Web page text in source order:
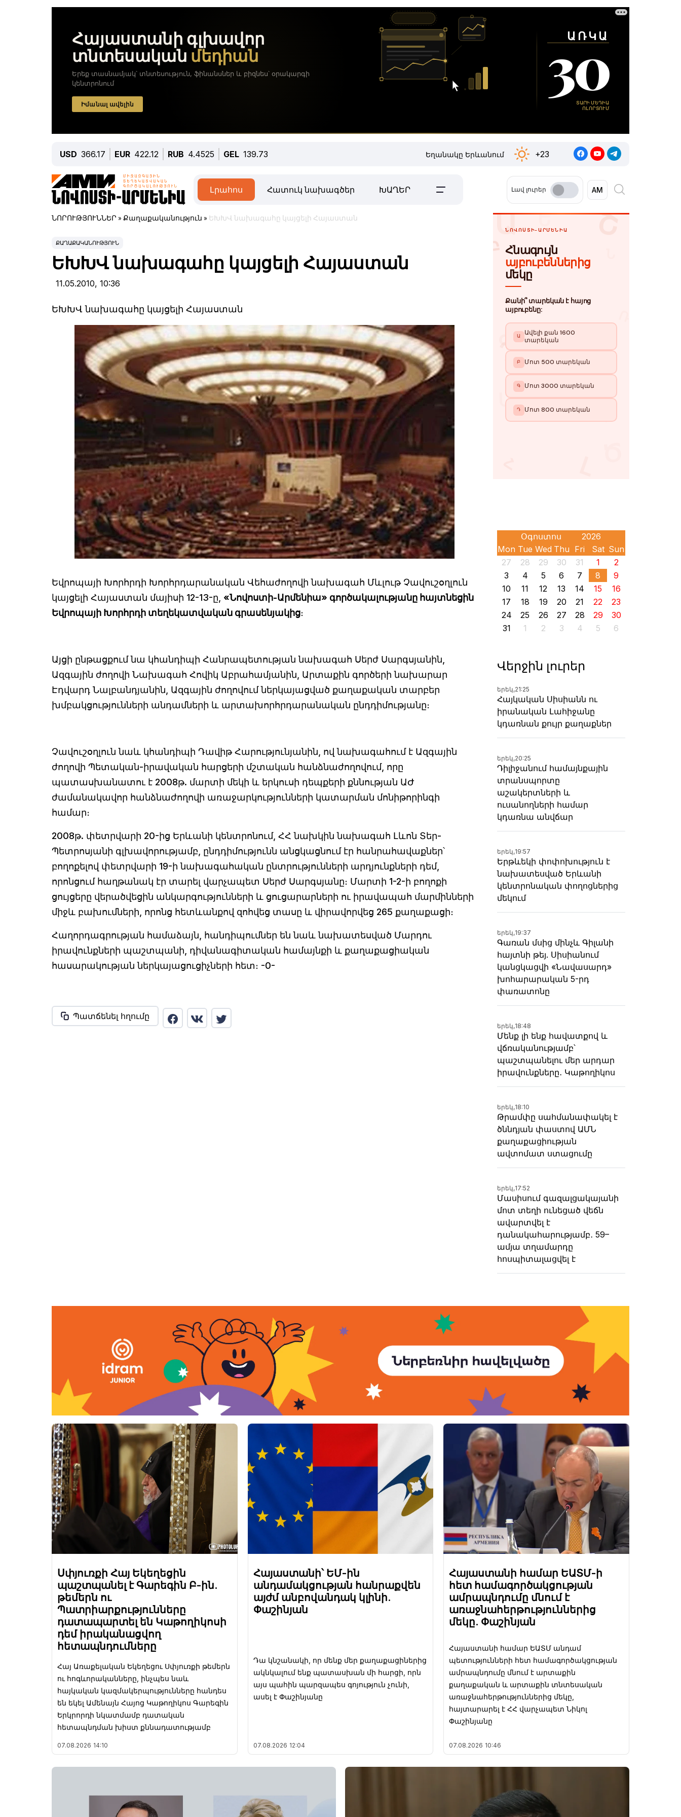
USD 366.17 EUR 422.12 RUB 4.4525 GEL 139.73 Եղանակը Երևանում +23
Լրահոս Հատուկ նախագծեր ԽԱՂԵՐ Լավ լուրեր
ՆՈՐՈՒԹՅՈՒՆՆԵՐ » Քաղաքականություն » ԵԽԽՎ նախագահը կայցելի Հայաստան
ՔԱՂԱՔԱԿԱՆՈՒԹՅՈՒՆ
ԵԽԽՎ նախագահը կայցելի Հայաստան
11.05.2010, 10:36
ԵԽԽՎ նախագահը կայցելի Հայաստան
Եվրոպայի Խորհրդի Խորհրդարանական Վեհաժողովի նախագահ Մևլութ Չավուշօղլուն
կայցելի Հայաստան մայիսի 12-13-ը, «Նովոստի-Արմենիա» գործակալությանը հայտնեցին
Եվրոպայի Խորհրդի տեղեկատվական գրասենյակից։
Այցի ընթացքում նա կհանդիպի Հանրապետության նախագահ Սերժ Սարգսյանին,
Ազգային ժողովի Նախագահ Հովիկ Աբրահամյանին, Արտաքին գործերի նախարար
Էդվարդ Նալբանդյանին, Ազգային ժողովում ներկայացված քաղաքական տարբեր
խմբակցությունների անդամների և արտախորհրդարանական ընդդիմությանը։
Չավուշօղլուն նաև կհանդիպի Դավիթ Հարությունյանին, ով նախագահում է Ազգային
ժողովի Պետական-իրավական հարցերի մշտական հանձնաժողովում, որը
պատասխանատու է 2008թ. մարտի մեկի և երկուսի դեպքերի քննության ԱԺ
ժամանակավոր հանձնաժողովի առաջարկությունների կատարման մոնիթորինգի
համար։
2008թ. փետրվարի 20-ից Երևանի կենտրոնում, ՀՀ նախկին նախագահ Լևոն Տեր-
Պետրոսյանի գլխավորությամբ, ընդդիմությունն անցկացնում էր հանրահավաքներ՝
բողոքելով փետրվարի 19-ի նախագահական ընտրությունների արդյունքների դեմ,
որոնցում հաղթանակ էր տարել վարչապետ Սերժ Սարգսյանը։ Մարտի 1-2-ի բողոքի
ցույցերը վերածվեցին անկարգությունների և ցուցարարների ու իրավապահ մարմինների
միջև բախումների, որոնց հետևանքով զոհվեց տասը և վիրավորվեց 265 քաղաքացի։
Հաղորդագրության համաձայն, հանդիպումներ են նաև նախատեսված Մարդու
իրավունքների պաշտպանի, դիվանագիտական համայնքի և քաղաքացիական
հասարակության ներկայացուցիչների հետ։ -0-
Պատճենել հղումը
Mon Tue Wed Thu Fri Sat Sun
27
28 29 30 31 1
2
3
4 5 6 7 8
9
10
11 12 13 14 15
16
17
18 19 20 21 22
23
24
25 26 27 28 29
30
31
1 2 3 4 5 6
Վերջին լուրեր
երեկ,21:25
Հայկական Սիսիանն ու
իրանական Լահիջանը
կդառնան քույր քաղաքներ
երեկ,20:25
Դիլիջանում համայնքային
տրանսպորտը
աշակերտների և
ուսանողների համար
կդառնա անվճար
երեկ,19:57
Երթևեկի փոփոխություն է
նախատեսված Երևանի
կենտրոնական փողոցներից
մեկում
երեկ,19:37
Գառան մսից մինչև Գիլանի
հայտնի թեյ. Սիսիանում
կանցկացվի «Նավասարդ»
խոհարարական 5-րդ
փառատոնը
երեկ,18:48
Մենք լի ենք հավատքով և
վճռականությամբ՝
պաշտպանելու մեր արդար
իրավունքները․ Կաթողիկոս
երեկ,18:10
Թրամփը սահմանափակել է
ծննդյան փաստով ԱՄՆ
քաղաքացիության
ավտոմատ ստացումը
երեկ,17:52
Մասիսում գազալցակայանի
մոտ տեղի ունեցած վեճն
ավարտվել է
դանակահարությամբ․ 59–
ամյա տղամարդը
հոսպիտալացվել է
Սփյուռքի Հայ Եկեղեցին
պաշտպանել է Գարեգին Բ-ին.
թեմերն ու
Պատրիարքությունները
դատապարտել են Կաթողիկոսի
դեմ իրականացվող
հետապնդումները
Հայ Առաքելական Եկեղեցու Սփյուռքի թեմերն
ու հոգևորականները, ինչպես նաև
հայկական կազմակերպությունները հանդես
են եկել Ամենայն Հայոց Կաթողիկոս Գարեգին
Երկրորդի նկատմամբ դատական
հետապնդման խիստ քննադատությամբ
07.08.2026 14:10
Հայաստանի՝ ԵՄ-ին
անդամակցության հանրաքվեն
այժմ անբովանդակ կլինի.
Փաշինյան
Դա կնշանակի, որ մենք մեր քաղաքացիներից
ակնկալում ենք պատասխան մի հարցի, որն
այս պահին պարզապես գոյություն չունի,
ասել է Փաշինյանը
07.08.2026 12:04
Հայաստանի համար ԵԱՏՄ-ի
հետ համագործակցության
ամրապնդումը մնում է
առաջնահերթություններից
մեկը. Փաշինյան
Հայաստանի համար ԵԱՏՄ անդամ
պետությունների հետ համագործակցության
ամրապնդումը մնում է արտաքին
քաղաքական և արտաքին տնտեսական
առաջնահերթություններից մեկը,
հայտարարել է ՀՀ վարչապետ Նիկոլ
Փաշինյանը
07.08.2026 10:46